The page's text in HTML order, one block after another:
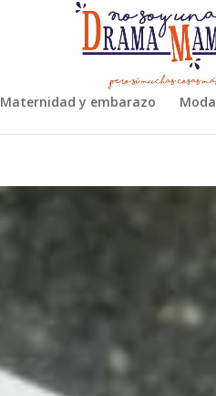
Maternidad y embarazo Moda